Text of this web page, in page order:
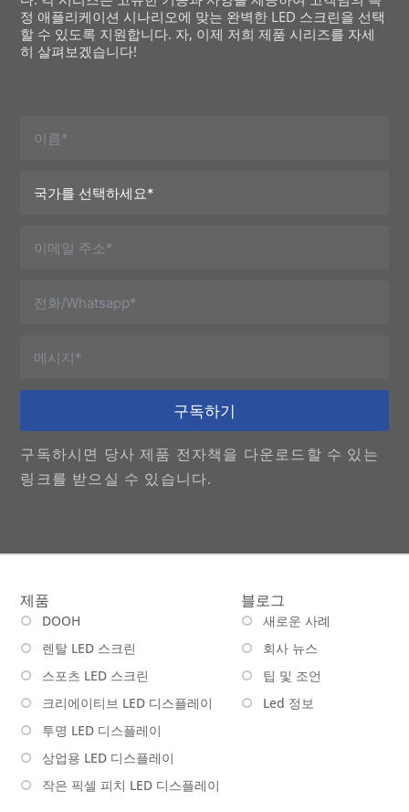
정 애플리케이션 시나리오에 맞는 완벽한 LED 스크린을 선택
할 수 있도록 지원합니다. 자, 이제 저희 제품 시리즈를 자세
히 살펴보겠습니다!
구독하기
구독하시면 당사 제품 전자책을 다운로드할 수 있는
링크를 받으실 수 있습니다.
제품
DOOH
렌탈 LED 스크린
스포츠 LED 스크린
크리에이티브 LED 디스플레이
투명 LED 디스플레이
상업용 LED 디스플레이
작은 픽셀 피치 LED 디스플레이
블로그
새로운 사례
회사 뉴스
팁 및 조언
Led 정보